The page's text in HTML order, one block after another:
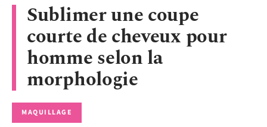
Sublimer une coupe
courte de cheveux pour
homme selon la
morphologie
MAQUILLAGE